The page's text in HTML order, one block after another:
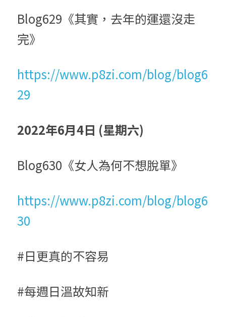
Blog629《其實，去年的運還沒走
完》
https://www.p8zi.com/blog/blog6
29
2022年6月4日 (星期六)
Blog630《女人為何不想脫單》
https://www.p8zi.com/blog/blog6
30
#日更真的不容易
#每週日溫故知新